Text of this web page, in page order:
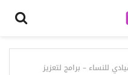
للنساء – برامج لتعزيز